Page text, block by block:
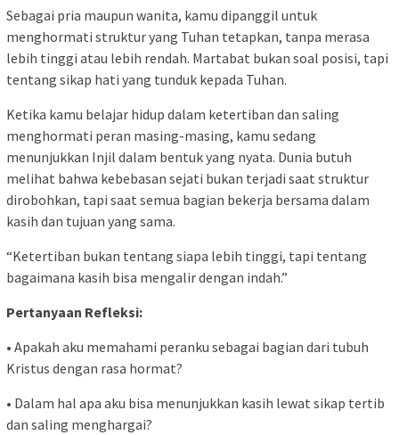
Sebagai pria maupun wanita, kamu dipanggil untuk
menghormati struktur yang Tuhan tetapkan, tanpa merasa
lebih tinggi atau lebih rendah. Martabat bukan soal posisi, tapi
tentang sikap hati yang tunduk kepada Tuhan.
Ketika kamu belajar hidup dalam ketertiban dan saling
menghormati peran masing-masing, kamu sedang
menunjukkan Injil dalam bentuk yang nyata. Dunia butuh
melihat bahwa kebebasan sejati bukan terjadi saat struktur
dirobohkan, tapi saat semua bagian bekerja bersama dalam
kasih dan tujuan yang sama.
“Ketertiban bukan tentang siapa lebih tinggi, tapi tentang
bagaimana kasih bisa mengalir dengan indah.”
Pertanyaan Refleksi:
• Apakah aku memahami peranku sebagai bagian dari tubuh
Kristus dengan rasa hormat?
• Dalam hal apa aku bisa menunjukkan kasih lewat sikap tertib
dan saling menghargai?